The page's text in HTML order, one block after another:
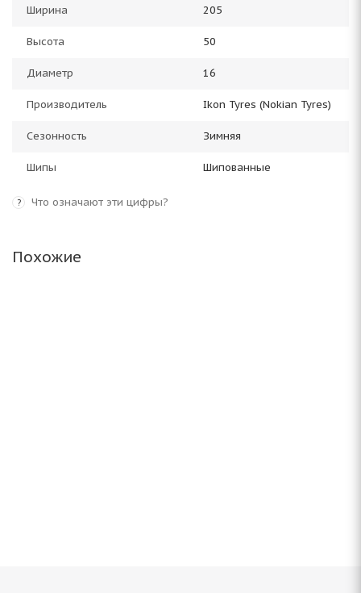
Ширина 205
Высота 50
Диаметр 16
Производитель Ikon Tyres (Nokian Tyres)
Сезонность Зимняя
Шипы Шипованные
? Что означают эти цифры?
Похожие